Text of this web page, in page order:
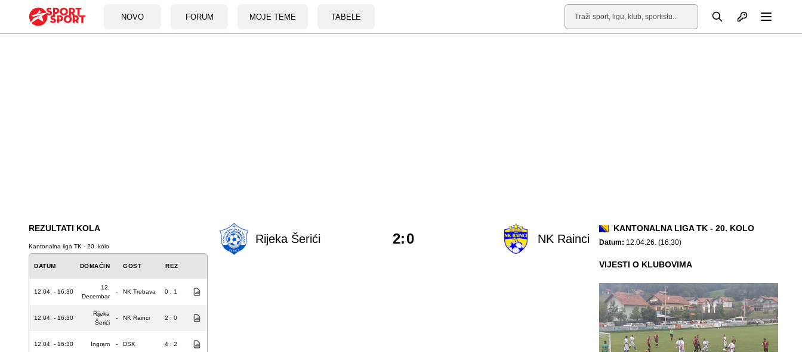
NOVO FORUM MOJE TEME TABELE
Pretraga Otvori profil
REZULTATI KOLA
Kantonalna liga TK - 20. kolo
DATUM DOMAĆIN GOST REZ
12.04. - 16:30
12.
Decembar
- NK Trebava 0 : 1
12.04. - 16:30
Rijeka
Šerići
- NK Rainci 2 : 0
12.04. - 16:30 Ingram - DSK 4 : 2
Rijeka Šerići NK Rainci
2:0
KANTONALNA LIGA TK - 20. KOLO
Datum: 12.04.26. (16:30)
VIJESTI O KLUBOVIMA